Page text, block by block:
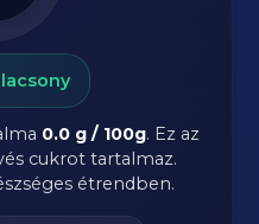
0.0 g / 100g. Ez az
cukrot tartalmaz.
étrendben.